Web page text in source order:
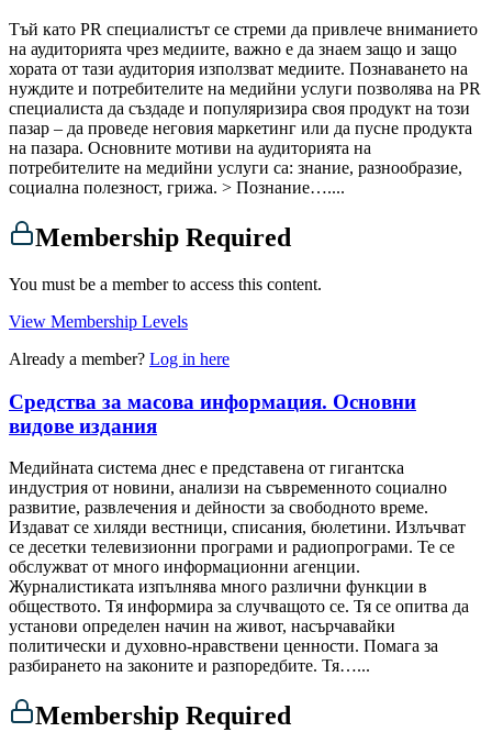
Тъй като PR специалистът се стреми да привлече вниманието
на аудиторията чрез медиите, важно е да знаем защо и защо
хората от тази аудитория използват медиите. Познаването на
нуждите и потребителите на медийни услуги позволява на PR
специалиста да създаде и популяризира своя продукт на този
пазар – да проведе неговия маркетинг или да пусне продукта
на пазара. Основните мотиви на аудиторията на
потребителите на медийни услуги са: знание, разнообразие,
социална полезност, грижа. > Познание…....
Membership Required
You must be a member to access this content.
View Membership Levels
Already a member? Log in here
Средства за масова информация. Основни
видове издания
Медийната система днес е представена от гигантска
индустрия от новини, анализи на съвременното социално
развитие, развлечения и дейности за свободното време.
Издават се хиляди вестници, списания, бюлетини. Излъчват
се десетки телевизионни програми и радиопрограми. Те се
обслужват от много информационни агенции.
Журналистиката изпълнява много различни функции в
обществото. Тя информира за случващото се. Тя се опитва да
установи определен начин на живот, насърчавайки
политически и духовно-нравствени ценности. Помага за
разбирането на законите и разпоредбите. Тя…...
Membership Required